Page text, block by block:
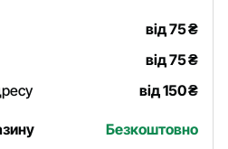
від 75₴
від 75₴
від 150₴
Безкоштовно